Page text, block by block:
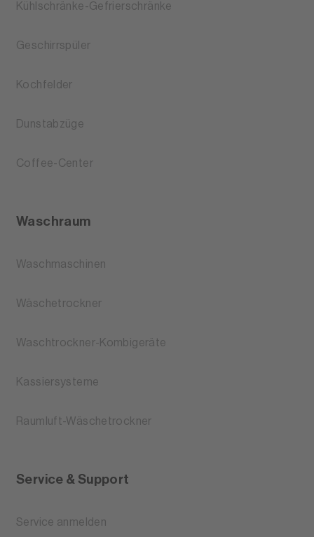
Kühlschränke-Gefrierschränke
Geschirrspüler
Kochfelder
Dunstabzüge
Coffee-Center
Waschraum
Waschmaschinen
Wäschetrockner
Waschtrockner-Kombigeräte
Kassiersysteme
Raumluft-Wäschetrockner
Service & Support
Service anmelden